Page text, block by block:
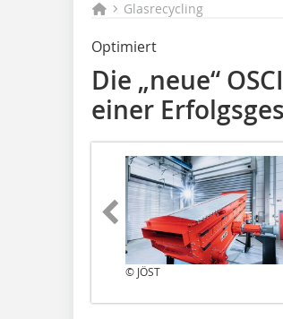
Glasrecycling
Optimiert
Die „neue“
einer
© JÖST